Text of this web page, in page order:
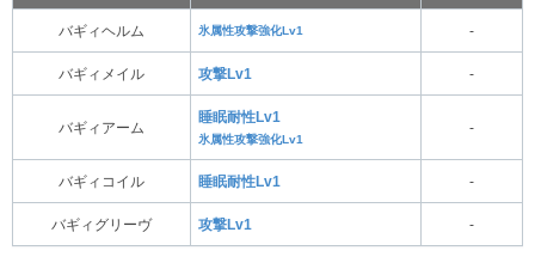
バギィヘルム 氷属性攻撃強化Lv1 -
バギィメイル 攻撃Lv1 -
バギィアーム
睡眠耐性Lv1
氷属性攻撃強化Lv1
-
バギィコイル 睡眠耐性Lv1 -
バギィグリーヴ 攻撃Lv1 -